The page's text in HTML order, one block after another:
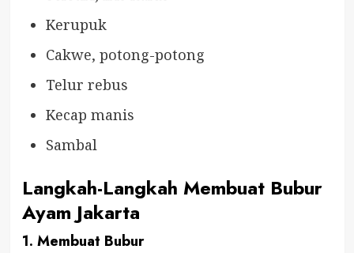
Kerupuk
Cakwe, potong-potong
Telur rebus
Kecap manis
Sambal
Langkah-Langkah Membuat Bubur
Ayam Jakarta
1. Membuat Bubur